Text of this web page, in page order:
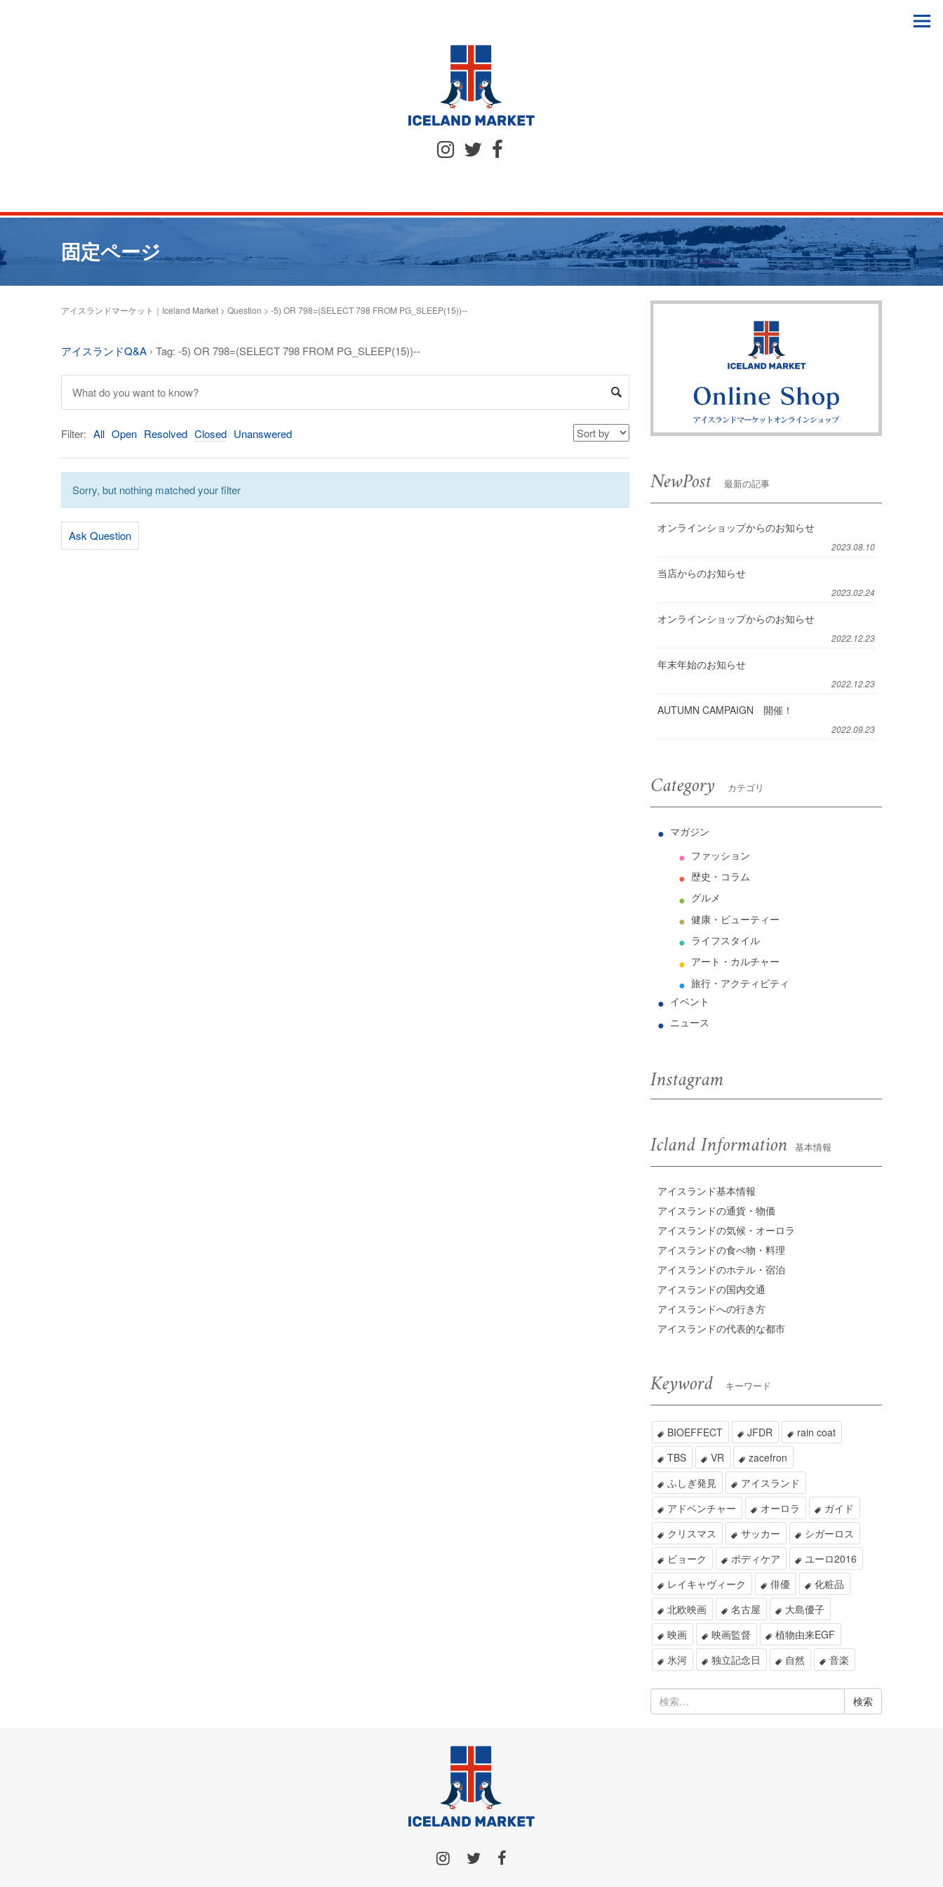
固定ページ
アイスランドマーケット｜Iceland Market > Question > -5) OR 798=(SELECT 798 FROM PG_SLEEP(15))--
アイスランドQ&A › Tag: -5) OR 798=(SELECT 798 FROM PG_SLEEP(15))--
Filter: All Open Resolved Closed Unanswered
Sorry, but nothing matched your filter
Ask Question
NewPost 最新の記事
オンラインショップからのお知らせ
2023.08.10
当店からのお知らせ
2023.02.24
オンラインショップからのお知らせ
2022.12.23
年末年始のお知らせ
2022.12.23
AUTUMN CAMPAIGN 開催！
2022.09.23
Category カテゴリ
マガジン
ファッション
歴史・コラム
グルメ
健康・ビューティー
ライフスタイル
アート・カルチャー
旅行・アクティビティ
イベント
ニュース
Instagram
Icland Information 基本情報
アイスランド基本情報
アイスランドの通貨・物価
アイスランドの気候・オーロラ
アイスランドの食べ物・料理
アイスランドのホテル・宿泊
アイスランドの国内交通
アイスランドへの行き方
アイスランドの代表的な都市
Keyword キーワード
BIOEFFECT JFDR
rain coat
TBS
VR
zacefron
ふしぎ発見
アイスランド
アドベンチャー
オーロラ
ガイド
クリスマス
サッカー
シガーロス
ビョーク
ボディケア
ユーロ2016
レイキャヴィーク
俳優
化粧品
北欧映画
名古屋
大島優子
映画
映画監督
植物由来EGF
氷河
独立記念日 自然 音楽
索: